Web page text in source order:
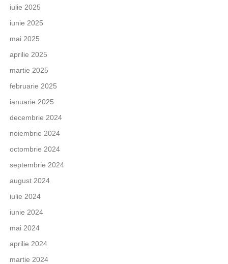
iulie 2025
iunie 2025
mai 2025
aprilie 2025
martie 2025
februarie 2025
ianuarie 2025
decembrie 2024
noiembrie 2024
octombrie 2024
septembrie 2024
august 2024
iulie 2024
iunie 2024
mai 2024
aprilie 2024
martie 2024